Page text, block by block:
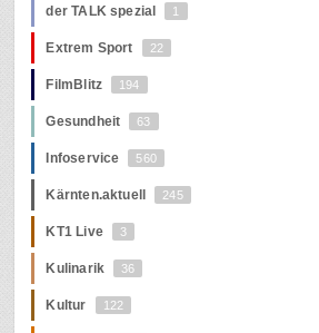
der TALK spezial 1
Extrem Sport 22
FilmBlitz 194
Gesundheit 63
Infoservice 560
Kärnten.aktuell 245
KT1 Live 3
Kulinarik 36
Kultur 122